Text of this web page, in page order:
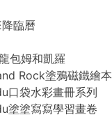
臨曆
包姆和凱羅
Rock塗鴉磁鐵繪本
口袋水彩畫冊系列
塗塗寫寫學習畫卷